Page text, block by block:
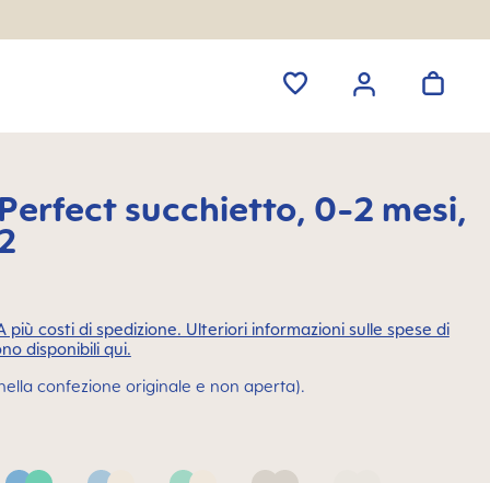
succhietto, 0-2 mesi,
più costi di spedizione. Ulteriori informazioni sulle spese di
disponibili qui.
confezione originale e non aperta).